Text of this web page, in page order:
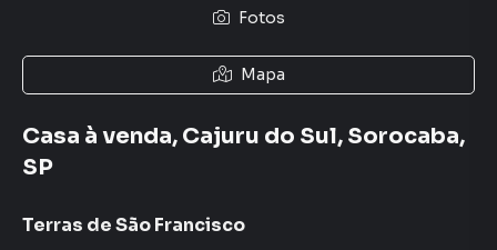
Fotos
Mapa
Casa à venda, Cajuru do Sul, Sorocaba,
SP
Terras de São Francisco